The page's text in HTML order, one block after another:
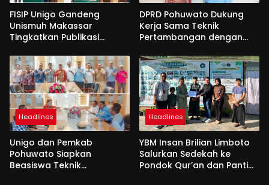
FISIP Unigo Gandeng
Unismuh Makassar
Tingkatkan Publikasi
DPRD Pohuwato Dukung
Kerja Sama Teknik
Pertambangan dengan
Headlines
Unigo dan Pemkab
Pohuwato Siapkan
Beasiswa Teknik
Headlines
YBM Insan Brilian Limboto
Salurkan Sedekah ke
Pondok Qur’an dan Panti